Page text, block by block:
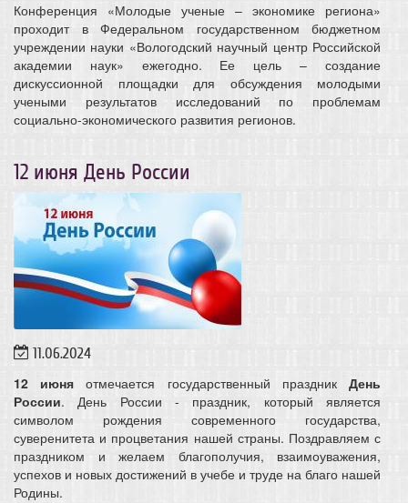
Конференция «Молодые ученые – экономике региона»
проходит в Федеральном государственном бюджетном
учреждении науки «Вологодский научный центр Российской
академии наук» ежегодно. Ее цель – создание
дискуссионной площадки для обсуждения молодыми
учеными результатов исследований по проблемам
социально-экономического развития регионов.
12 июня День России
11.06.2024
12 июня отмечается государственный праздникДень
России. День России - праздник, который является
символом рождения современного государства,
суверенитета и процветания нашей страны. Поздравляем с
праздником и желаем благополучия, взаимоуважения,
успехов и новых достижений в учебе и труде на благо нашей
Родины.